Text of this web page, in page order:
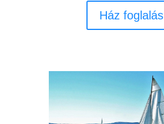
Ház foglalás